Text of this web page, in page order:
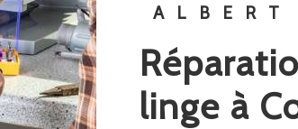
réparation et dépannage lave-
linge à